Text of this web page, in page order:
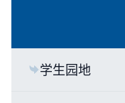
学生园地